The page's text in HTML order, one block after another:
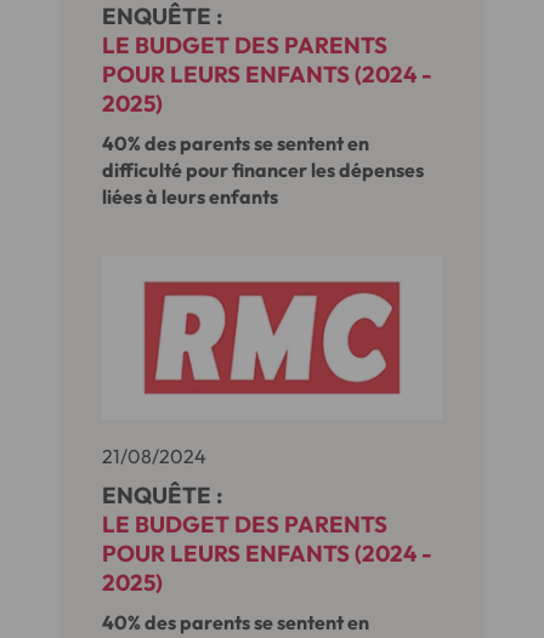
ENQUÊTE :
LE BUDGET DES PARENTS
POUR LEURS ENFANTS (2024 -
2025)
40% des parents se sentent en
difficulté pour financer les dépenses
liées à leurs enfants
21/08/2024
ENQUÊTE :
LE BUDGET DES PARENTS
POUR LEURS ENFANTS (2024 -
2025)
40% des parents se sentent en